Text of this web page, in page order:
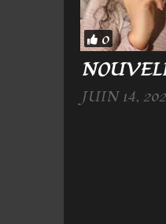
0
JUIN 14,